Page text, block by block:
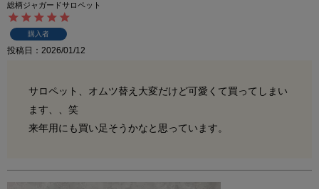
総柄ジャガードサロペット
購入者
投稿日 2026/01/12
サロペット、オムツ替え大変だけど可愛くて買ってしまい
ます、、笑
来年用にも買い足そうかなと思っています。